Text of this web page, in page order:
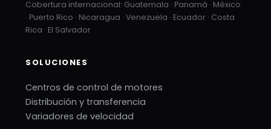
Cobertura internacional: Guatemala · Panamá · México
· Puerto Rico · Nicaragua · Venezuela · Ecuador · Costa
Rica · El Salvador
SOLUCIONES
Centros de control de motores
Distribución y transferencia
Variadores de velocidad